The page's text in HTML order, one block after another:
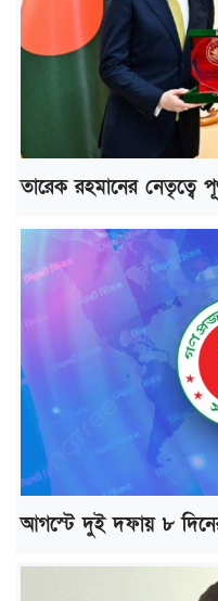
তারেক রহমানের নেতৃত্বে
আগস্টে দুই দফায় ৮